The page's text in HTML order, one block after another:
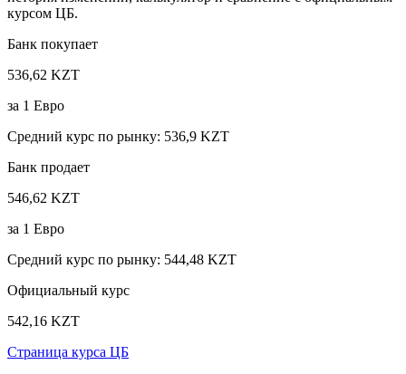
курсом ЦБ.
Банк покупает
536,62 KZT
за 1 Евро
Средний курс по рынку: 536,9 KZT
Банк продает
546,62 KZT
за 1 Евро
Средний курс по рынку: 544,48 KZT
Официальный курс
542,16 KZT
Страница курса ЦБ